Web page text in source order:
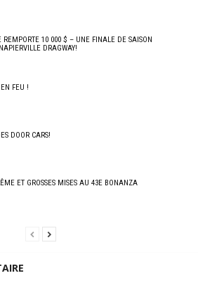
REMPORTE 10 000 $ – UNE FINALE DE SAISON
DRAGWAY!
FEU !
DOOR CARS!
ET GROSSES MISES AU 43E BONANZA